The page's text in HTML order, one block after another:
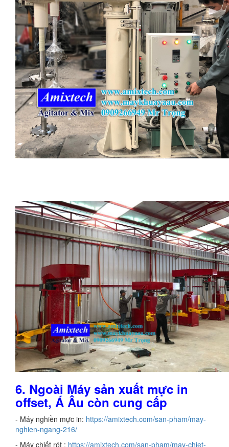
6. Ngoài Máy sản xuất mực in
offset, Á Âu còn cung cấp
- Máy nghiền mực in: https://amixtech.com/san-pham/may-
nghien-ngang-216/
- Máy chiết rót : https://amixtech.com/san-pham/may-chiet-